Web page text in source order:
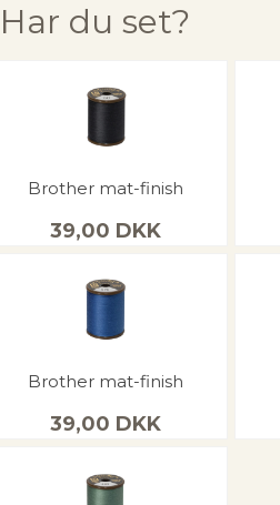
Har du set?
Brother mat-finish
39,00 DKK
Brother mat-finish
39,00 DKK